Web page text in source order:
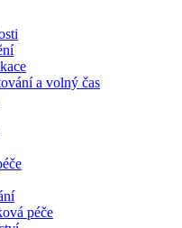
a volný čas
péče